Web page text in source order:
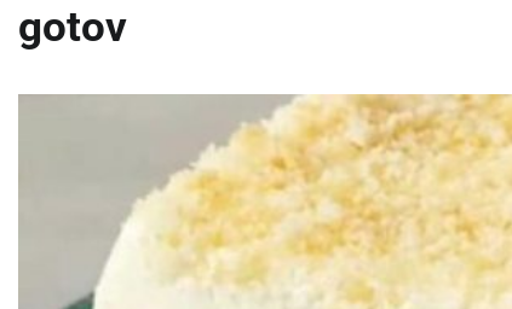
gotov